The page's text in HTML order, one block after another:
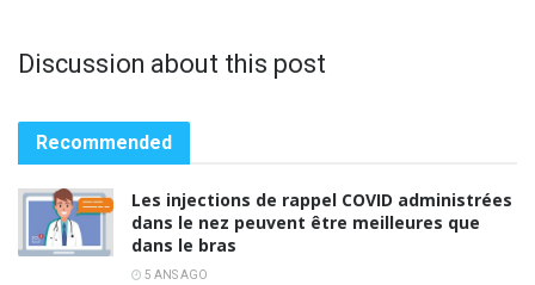
Discussion about this post
Recommended
Les injections de rappel COVID administrées
dans le nez peuvent être meilleures que
dans le bras
5 ANS AGO